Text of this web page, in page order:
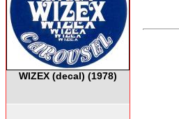
WIZEX (decal) (1978)